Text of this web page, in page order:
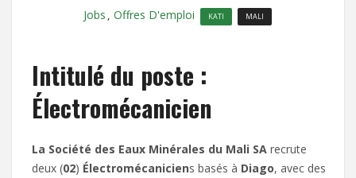
Jobs Offres D'emploi KATI MALI
Intitulé du poste :
Électromécanicien
La Société des Eaux Minérales du Mali SA recrute
deux (02) Électromécaniciens basés à Diago, avec des